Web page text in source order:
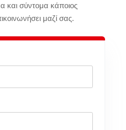
και σύντομα κάποιος
μαζί σας.